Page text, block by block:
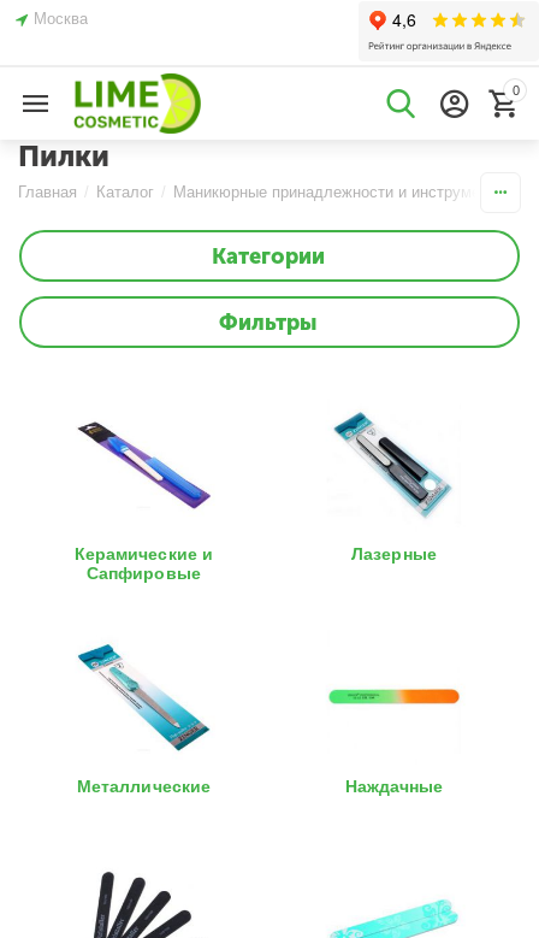
Москва
0
Пилки
Главная / Каталог / Маникюрные принадлежности и инструменты
Категории
Фильтры
Керамические и
Сапфировые
Лазерные
Металлические Наждачные